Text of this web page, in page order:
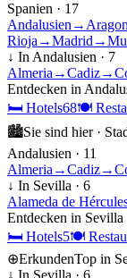
Spanien · 17
Andalusien →
Rioja →Madrid →
↓ In Andalusien · 7
Almeria →Cadiz→
Entdecken in
🛏 Hotels68🍽
🏙Sie sind hier ·
Andalusien · 11
Almeria →Cadiz→
↓ In Sevilla · 6
Alameda de
Entdecken in Sevilla
🛏 Hotels5🍽
⊕ErkundenTop in
↓ In Sevilla · 6